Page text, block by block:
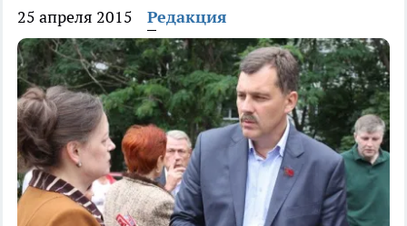
25 апреля 2015 Редакция